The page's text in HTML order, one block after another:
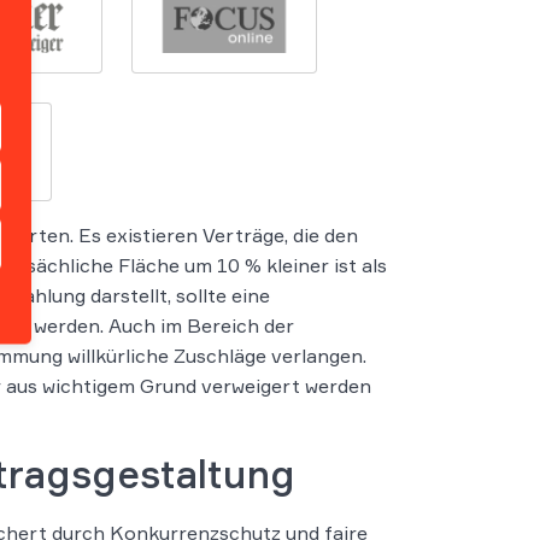
Es existieren Verträge, die den
Fläche um 10 % kleiner ist als
darstellt, sollte eine
werden. Auch im Bereich der
willkürliche Zuschläge verlangen.
wichtigem Grund verweigert werden
durch Konkurrenzschutz und faire